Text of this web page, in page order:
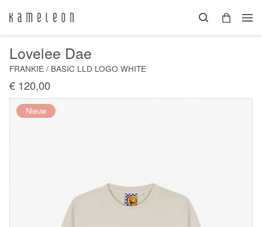
Lovelee Dae
FRANKIE / BASIC LLD LOGO WHITE
€ 120,00
Nieuw